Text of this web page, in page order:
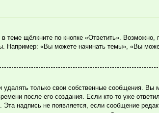
щёлкните по кнопке «Ответить». Возможно,
Например: «Вы можете начинать темы», «Вы
только свои собственные сообщения. Вы
после его создания. Если кто-то уже
надпись не появляется, если сообщение